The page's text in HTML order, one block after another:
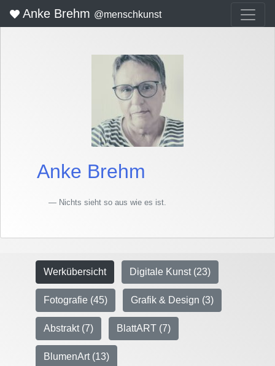
Anke Brehm @menschkunst
Anke Brehm
Nichts sieht so aus wie es ist.
Werkübersicht Digitale Kunst (23)
Fotografie (45) Grafik & Design (3)
Abstrakt (7) BlattART (7)
BlumenArt (13)